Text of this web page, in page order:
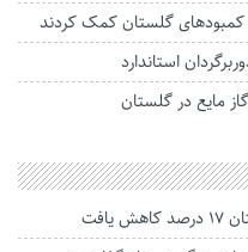
کمبودهای گلستان کمک کردند
استاندارد
مایع در گلستان